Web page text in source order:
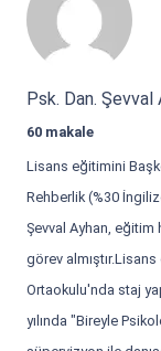
Psk. Dan. Şevval
60 makale
Lisans eğitimini
Rehberlik (%30
Şevval Ayhan,
görev
Ortaokulu'nda staj
yılında "Bireyle